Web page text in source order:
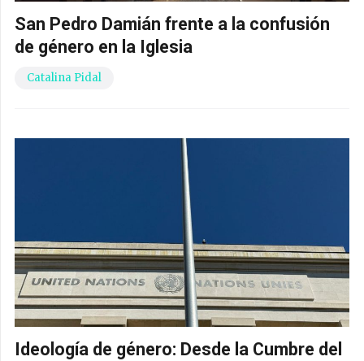
San Pedro Damián frente a la confusión
de género en la Iglesia
Catalina Pidal
Ideología de género: Desde la Cumbre del